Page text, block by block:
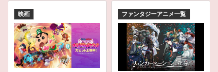
映画 ファンタジーアニメ一覧